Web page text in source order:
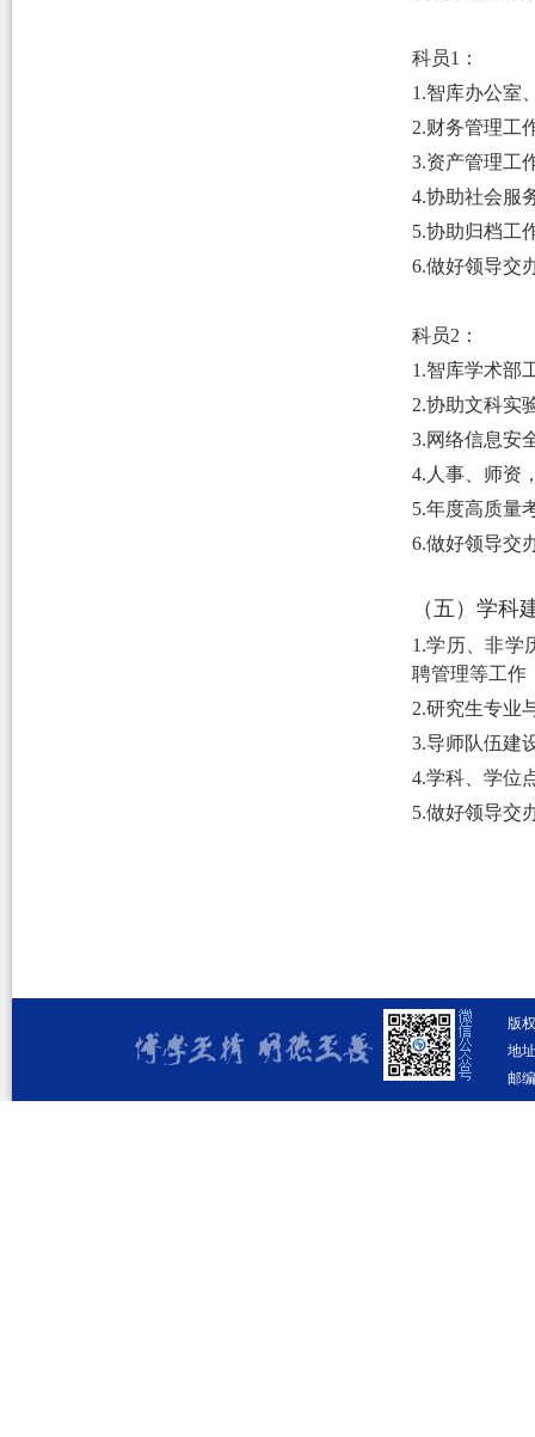
科员1：
1.智库办公室
2.财务管理工
3.资产管理工
4.协助社会服
5.协助归档工
6.做好领导交
科员2：
1.智库学术部
2.协助文科实
3.网络信息安
4.人事、师资
5.年度高质量
6.做好领导交
（五）学科
1.学历、非学
聘管理等工作
2.研究生专业
3.导师队伍建
4.学科、学位
5.做好领导交
版
地
邮